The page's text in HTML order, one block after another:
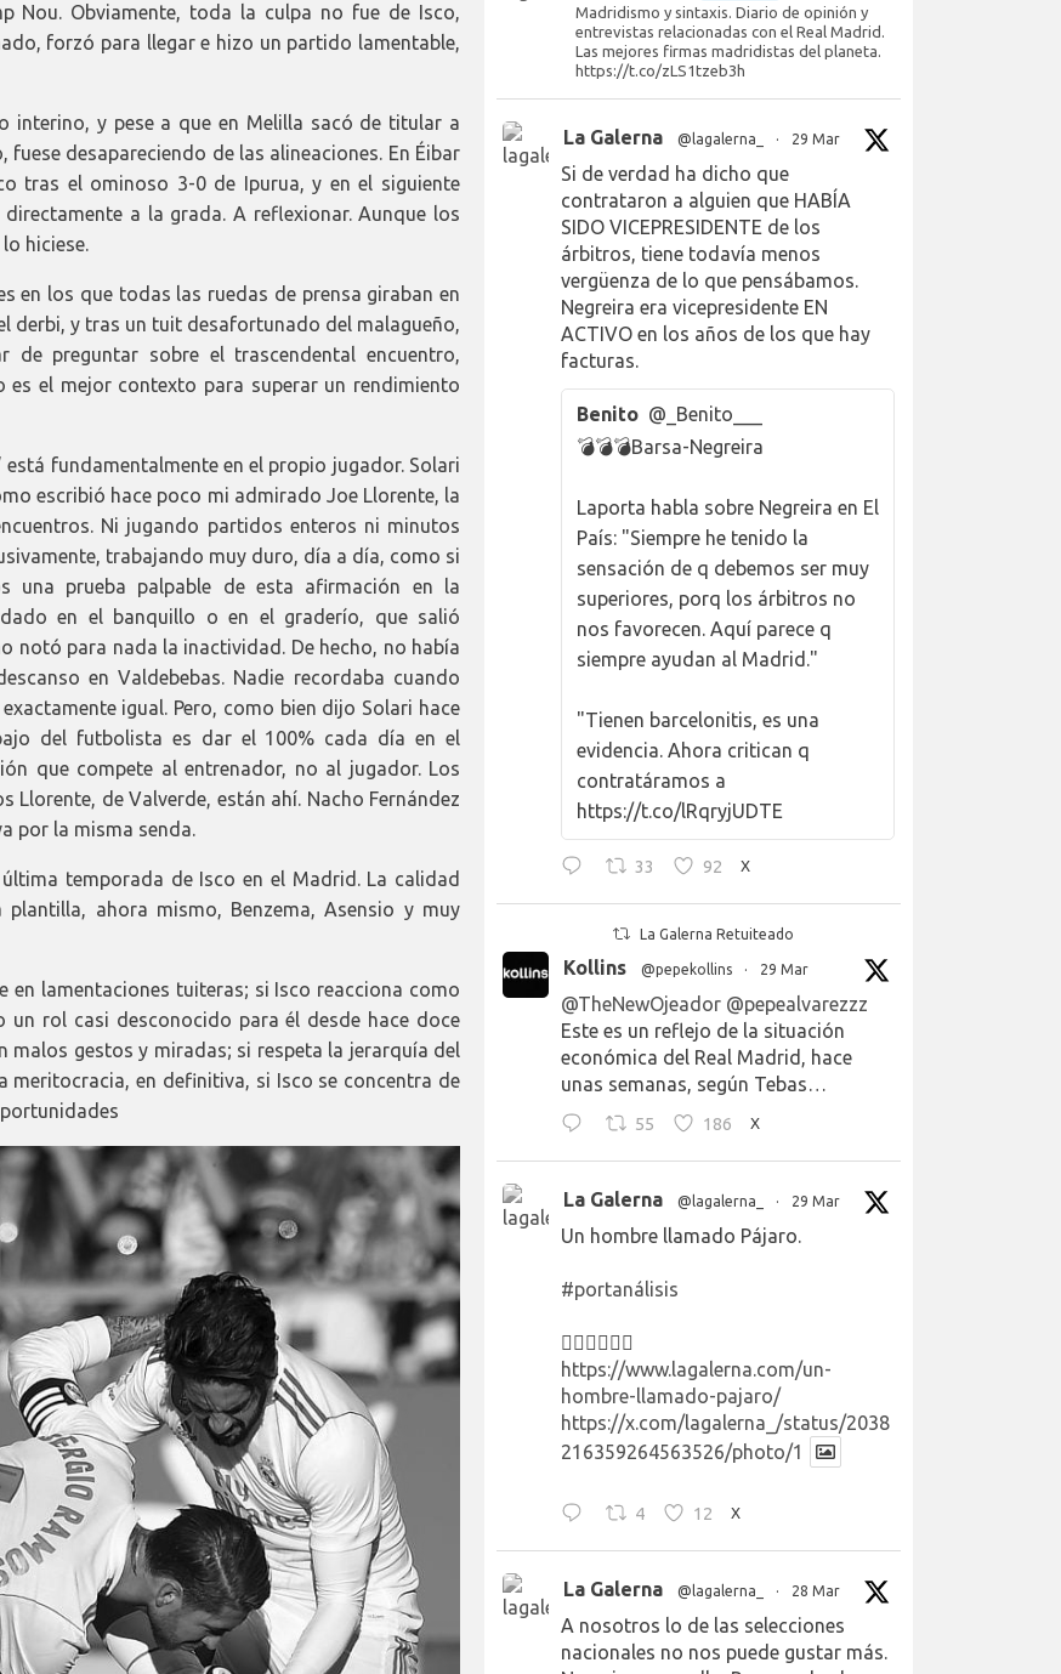
Nou. Obviamente, toda la culpa no fue de Isco,
forzó para llegar e hizo un partido lamentable,
interino, y pese a que en Melilla sacó de titular a
desapareciendo de las alineaciones. En Éibar
tras el ominoso 3-0 de Ipurua, y en el siguiente
a la grada. A reflexionar. Aunque los
hiciese.
en los que todas las ruedas de prensa giraban en
derbi, y tras un tuit desafortunado del malagueño,
preguntar sobre el trascendental encuentro,
es el mejor contexto para superar un rendimiento
fundamentalmente en el propio jugador. Solari
escribió hace poco mi admirado Joe Llorente, la
Ni jugando partidos enteros ni minutos
trabajando muy duro, día a día, como si
una prueba palpable de esta afirmación en la
en el banquillo o en el graderío, que salió
notó para nada la inactividad. De hecho, no había
en Valdebebas. Nadie recordaba cuando
igual. Pero, como bien dijo Solari hace
del futbolista es dar el 100% cada día en el
que compete al entrenador, no al jugador. Los
Llorente, de Valverde, están ahí. Nacho Fernández
por la misma senda.
temporada de Isco en el Madrid. La calidad
ahora mismo, Benzema, Asensio y muy
lamentaciones tuiteras; si Isco reacciona como
un rol casi desconocido para él desde hace doce
malos gestos y miradas; si respeta la jerarquía del
meritocracia, en definitiva, si Isco se concentra de
Madridismo y sintaxis. Diario de opinión y
entrevistas relacionadas con el Real Madrid.
Las mejores firmas madridistas del planeta.
https://t.co/zLS1tzeb3h
La Galerna @lagalerna_ · 29 Mar
Si de verdad ha dicho que
contrataron a alguien que HABÍA
SIDO VICEPRESIDENTE de los
árbitros, tiene todavía menos
vergüenza de lo que pensábamos.
Negreira era vicepresidente EN
ACTIVO en los años de los que hay
facturas.
Benito @_Benito___
💣💣💣Barsa-Negreira
Laporta habla sobre Negreira en El
País: "Siempre he tenido la
sensación de q debemos ser muy
superiores, porq los árbitros no
nos favorecen. Aquí parece q
siempre ayudan al Madrid."
"Tienen barcelonitis, es una
evidencia. Ahora critican q
contratáramos a
https://t.co/lRqryjUDTE
33 92 X
La Galerna Retuiteado
Kollins @pepekollins · 29 Mar
@TheNewOjeador @pepealvarezzz
Este es un reflejo de la situación
económica del Real Madrid, hace
unas semanas, según Tebas…
55 186 X
La Galerna @lagalerna_ · 29 Mar
Un hombre llamado Pájaro.
#portanálisis
👉🏻👉🏻👉🏻
https://www.lagalerna.com/un-
hombre-llamado-pajaro/
https://x.com/lagalerna_/status/2038
216359264563526/photo/1
4 12 X
La Galerna @lagalerna_ · 28 Mar
A nosotros lo de las selecciones
nacionales no nos puede gustar más.